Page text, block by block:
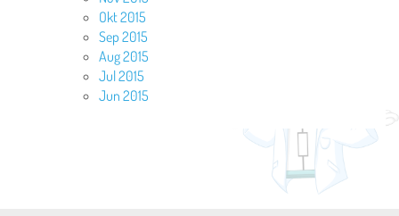
Okt 2015
Sep 2015
Aug 2015
Jul 2015
Jun 2015